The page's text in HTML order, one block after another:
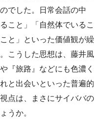
でした。日常会話の中
こと」「自然体でいるこ
と」といった価値観が繰
こうした思想は、藤井風
『旅路』などにも色濃く
と出会いといった普遍的
点は、まさにサイババの
うか。